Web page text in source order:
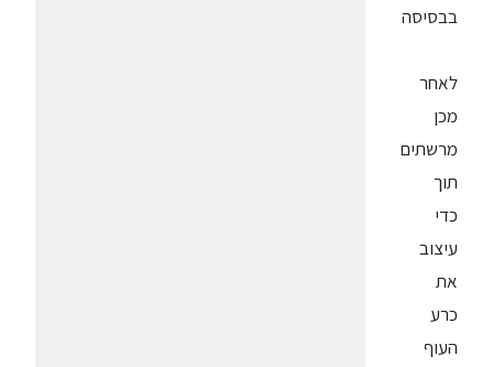
בבסיסה
לאחר
מכן
מרשתים
תוך
כדי
עיצוב
את
כרע
העוף